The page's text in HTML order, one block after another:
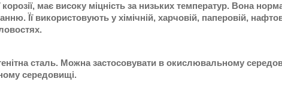
має високу міцність за низьких температур. Вона
Її використовують у хімічній, харчовій, паперовій,
сталь. Можна застосовувати в окислювальному
середовищі.